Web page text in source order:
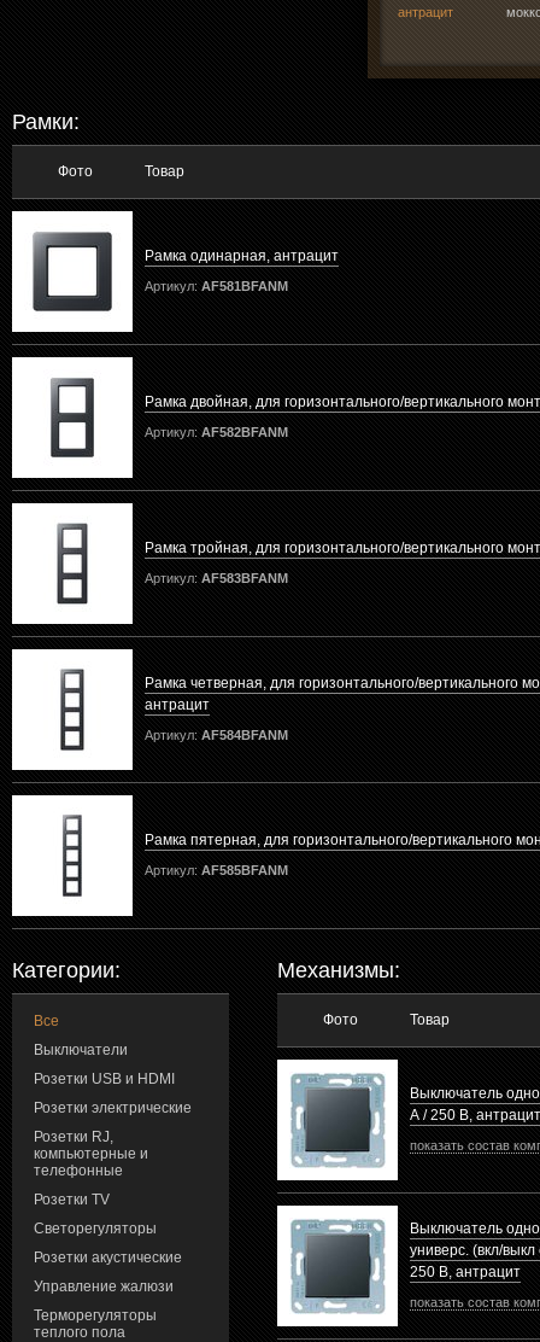
антрацит
Рамки:
Фото Товар
Рамка одинарная, антрацит
Артикул: AF581BFANM
Рамка двойная, для горизонтального/вертикального
Артикул: AF582BFANM
Рамка тройная, для горизонтального/вертикального
Артикул: AF583BFANM
Рамка четверная, для горизонтального/вертикального
антрацит
Артикул: AF584BFANM
Рамка пятерная, для горизонтального/вертикального
Артикул: AF585BFANM
Категории:
Все
Выключатели
Розетки USB и HDMI
Розетки электрические
Розетки RJ,
компьютерные и
телефонные
Розетки TV
Светорегуляторы
Розетки акустические
Управление жалюзи
Терморегуляторы
теплого пола
Механизмы:
Фото Товар
Выключатель
А / 250 В, антрацит
показать состав
Выключатель
универс. (вкл/
250 В, антрацит
показать состав